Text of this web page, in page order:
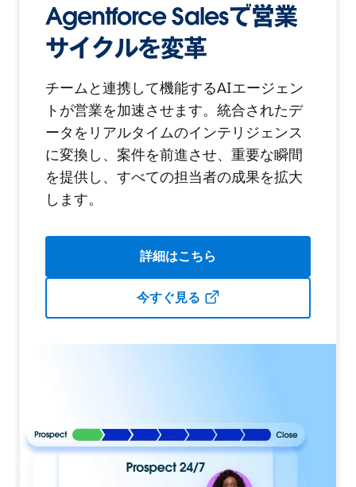
Agentforce Salesで営業
サイクルを変革
チームと連携して機能するAIエージェン
トが営業を加速させます。統合されたデ
ータをリアルタイムのインテリジェンス
に変換し、案件を前進させ、重要な瞬間
を提供し、すべての担当者の成果を拡大
します。
詳細はこちら
今すぐ見る